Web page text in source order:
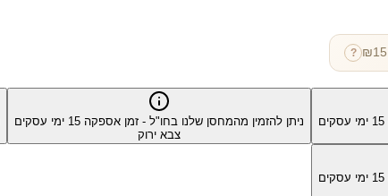
15
?
15 ימי עסקים
ניתן להזמין מהמחסן שלנו בחו"ל - זמן אספקה 15 ימי עסקים
צבא ירוק
15 ימי עסקים